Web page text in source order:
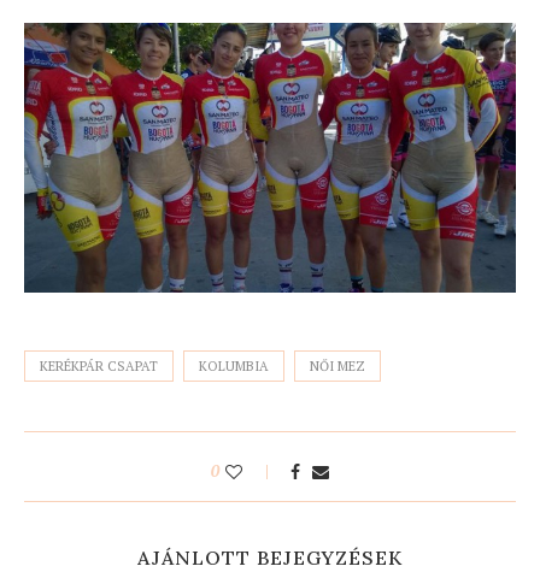
KERÉKPÁR CSAPAT KOLUMBIA NŐI MEZ
0
AJÁNLOTT BEJEGYZÉSEK